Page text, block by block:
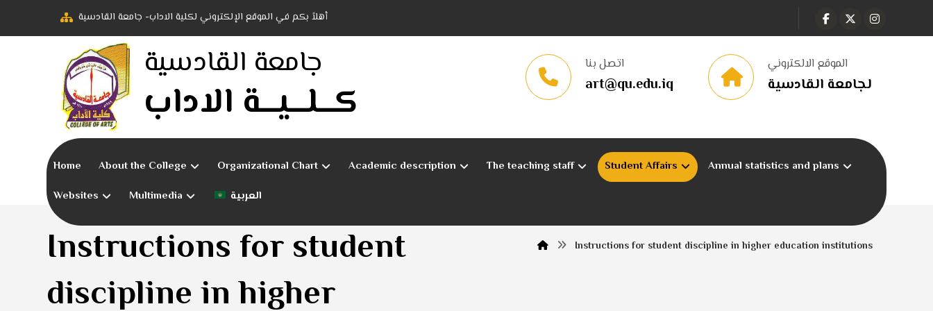
أهلاً بكم في الموقع الإلكتروني لكلية الاداب- جامعة القادسية
جامعة القادسية
كـــلـــيـــة الاداب
الموقع الالكتروني
لجامعة القادسية
اتصل بنا
art@qu.edu.iq
Home About the College Organizational Chart Academic description The teaching staff Student Affairs
Annual statistics and plans
Websites
Multimedia العربية
Instructions for student
discipline in higher
Instructions for student discipline in higher education institutions